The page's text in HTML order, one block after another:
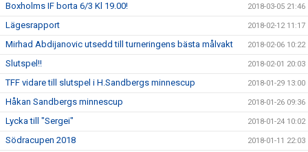
Boxholms IF borta 6/3 Kl 19.00! 2018-03-05 21:46
Lägesrapport 2018-02-12 11:17
Mirhad Abdijanovic utsedd till turneringens bästa målvakt 2018-02-06 10:22
Slutspel!! 2018-02-01 20:03
TFF vidare till slutspel i H.Sandbergs minnescup 2018-01-29 13:00
Håkan Sandbergs minnescup 2018-01-26 09:36
Lycka till "Sergei" 2018-01-24 10:02
Södracupen 2018 2018-01-11 22:03